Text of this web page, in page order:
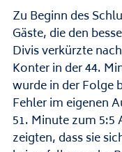
Zu Beginn des
Gäste, die den
Divis verkürzte
Konter in der 44.
wurde in der Folge
Fehler im eigenen
51. Minute zum 5:5
zeigten, dass sie